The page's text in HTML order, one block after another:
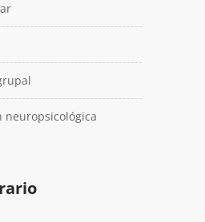
neuropsicológica